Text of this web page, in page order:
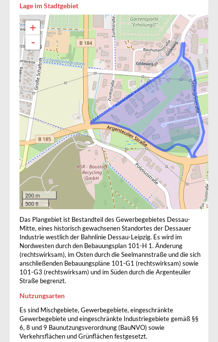
Lage im Stadtgebiet
+
-
200 m
500 ft
Das Plangebiet ist Bestandteil des Gewerbegebietes Dessau-
Mitte, eines historisch gewachsenen Standortes der Dessauer
Industrie westlich der Bahnlinie Dessau-Leipzig. Es wird im
Nordwesten durch den Bebauungsplan 101-H 1. Änderung
(rechtswirksam), im Osten durch die Seelmannstraße und die sich
anschließenden Bebauungspläne 101-G1 (rechtswirksam) sowie
101-G3 (rechtswirksam) und im Süden durch die Argenteuiler
Straße begrenzt.
Nutzungsarten
Es sind Mischgebiete, Gewerbegebiete, eingeschränkte
Gewerbegebiete und eingeschränkte Industriegebiete gemäß §§
6, 8 und 9 Baunutzungsverordnung (BauNVO) sowie
Verkehrsflächen und Grünflächen festgesetzt.